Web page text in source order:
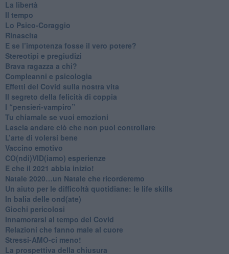
La libertà
​Il tempo
​Lo Psico-Coraggio
Rinascita
​E se l’impotenza fosse il vero potere?
Stereotipi e pregiudizi
​Brava ragazza a chi?
​Compleanni e psicologia
Effetti del Covid sulla nostra vita
Il segreto della felicità di coppia
​I “pensieri-vampiro”
​Tu chiamale se vuoi emozioni
​Lascia andare ciò che non puoi controllare
L’arte di volersi bene
​Vaccino emotivo
CO(ndi)VID(iamo) esperienze
​E che il 2021 abbia inizio!
​Natale 2020…un Natale che ricorderemo
Un aiuto per le difficoltà quotidiane: le life skills
​In balia delle ond(ate)
Giochi pericolosi
Innamorarsi al tempo del Covid
​Relazioni che fanno male al cuore
​Stressi-AMO-ci meno!
​La prospettiva della chiusura